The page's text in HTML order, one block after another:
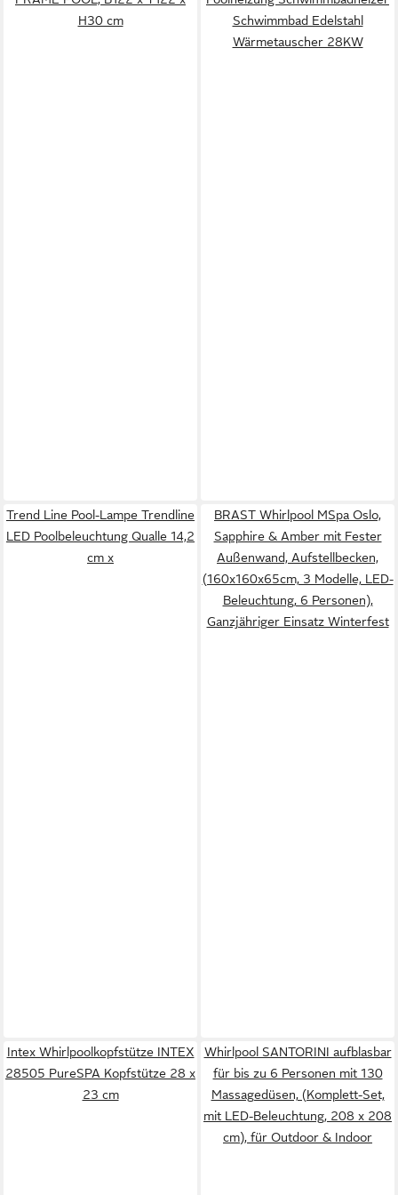
H30 cm
Schwimmbad Edelstahl
Wärmetauscher 28KW
Trend Line Pool-Lampe Trendline
LED Poolbeleuchtung Qualle 14,2
cm x
BRAST Whirlpool MSpa Oslo,
Sapphire & Amber mit Fester
Außenwand, Aufstellbecken,
(160x160x65cm, 3 Modelle, LED-
Beleuchtung, 6 Personen),
Ganzjähriger Einsatz Winterfest
Intex Whirlpoolkopfstütze INTEX
28505 PureSPA Kopfstütze 28 x
23 cm
Whirlpool SANTORINI aufblasbar
für bis zu 6 Personen mit 130
Massagedüsen, (Komplett-Set,
mit LED-Beleuchtung, 208 x 208
cm), für Outdoor & Indoor